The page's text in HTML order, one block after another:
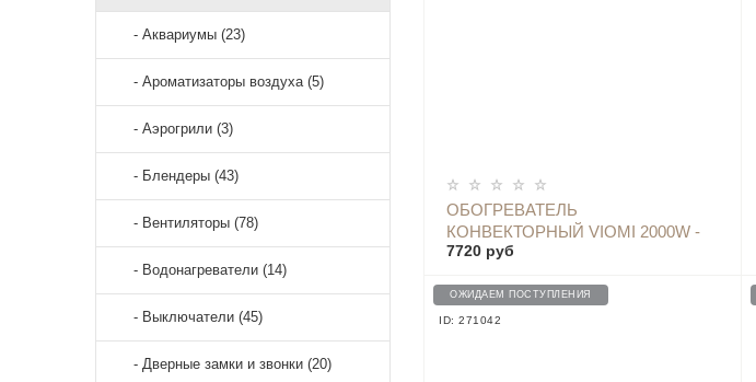
- Аквариумы (23)
- Ароматизаторы воздуха (5)
- Аэрогрили (3)
- Блендеры (43)
- Вентиляторы (78)
- Водонагреватели (14)
- Выключатели (45)
- Дверные замки и звонки (20)
ОБОГРЕВАТЕЛЬ
КОНВЕКТОРНЫЙ VIOMI 2000W -
VXTJ02
7720 руб
ОПОВЕСТИТЬ
ОЖИДАЕМ ПОСТУПЛЕНИЯ
ID: 271042